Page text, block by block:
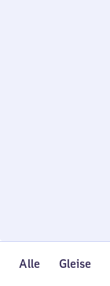
Alle Gleise